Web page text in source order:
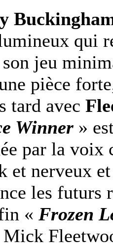
qui
son jeu
pièce
tard avec
Winner »
par la voix
et nerveux
les
« Frozen